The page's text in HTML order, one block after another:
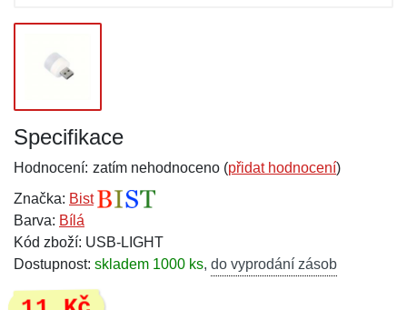
Specifikace
Hodnocení: zatím nehodnoceno (přidat hodnocení)
Značka: Bist
Barva: Bílá
Kód zboží: USB-LIGHT
Dostupnost: skladem 1000 ks, do vyprodání zásob